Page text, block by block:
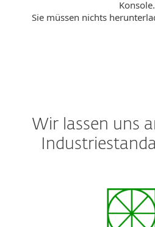
Konsole.
Sie müssen nichts
Wir lassen uns